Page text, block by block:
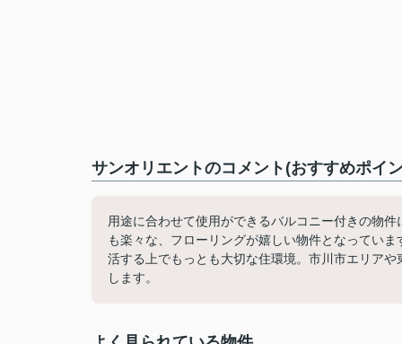
サンオリエントのコメント(おすすめポイ
用途に合わせて使用ができるバルコニー付きの物
も楽々な、フローリングが嬉しい物件となってい
活する上でもっとも大切な住環境。市川市エリア
します。